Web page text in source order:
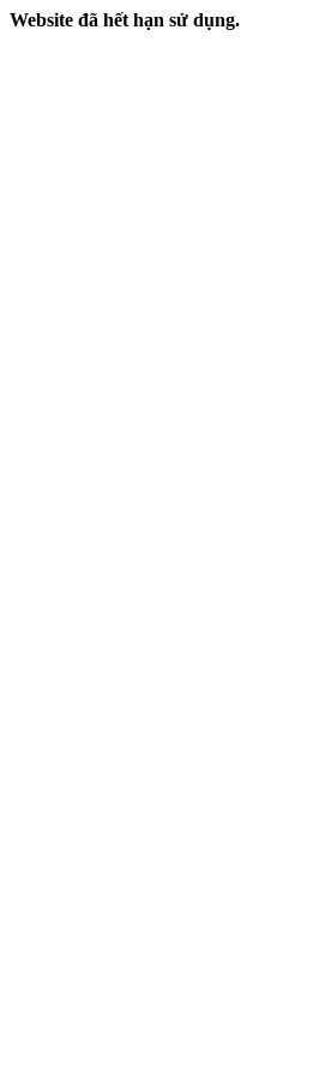
Website đã hết hạn sử dụng.